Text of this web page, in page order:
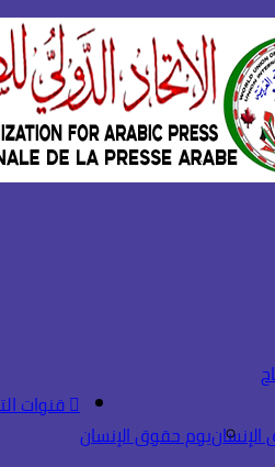
يوم حقوق الإنسان
قنوات